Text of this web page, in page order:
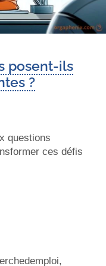
posent-ils
?
questions
ces défis
,